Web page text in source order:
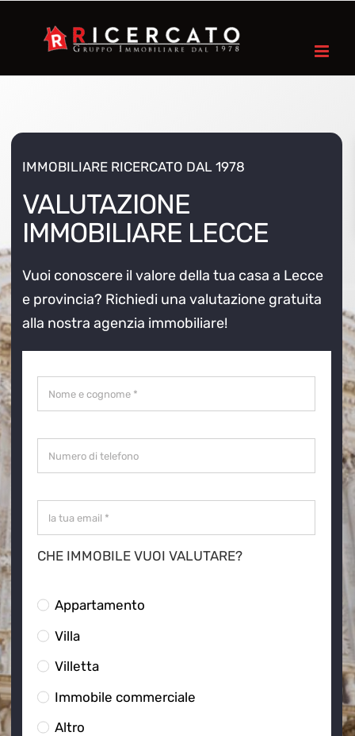
IMMOBILIARE RICERCATO DAL 1978
VALUTAZIONE
IMMOBILIARE LECCE
Vuoi conoscere il valore della tua casa a Lecce
e provincia? Richiedi una valutazione gratuita
alla nostra agenzia immobiliare!
CHE IMMOBILE VUOI VALUTARE?
Appartamento
Villa
Villetta
Immobile commerciale
Altro